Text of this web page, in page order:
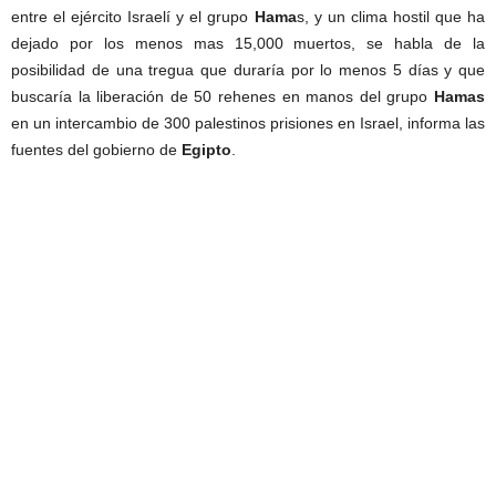
entre el ejército Israelí y el grupo Hamas, y un clima hostil que ha
dejado por los menos mas 15,000 muertos, se habla de la
posibilidad de una tregua que duraría por lo menos 5 días y que
buscaría la liberación de 50 rehenes en manos del grupo Hamas
en un intercambio de 300 palestinos prisiones en Israel, informa las
fuentes del gobierno de Egipto